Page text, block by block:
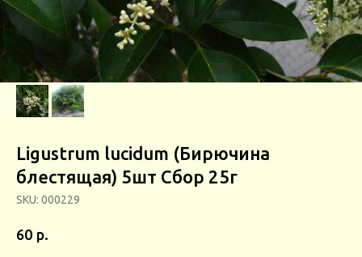
Ligustrum lucidum (Бирючина
блестящая) 5шт Сбор 25г
SKU: 000229
60 р.